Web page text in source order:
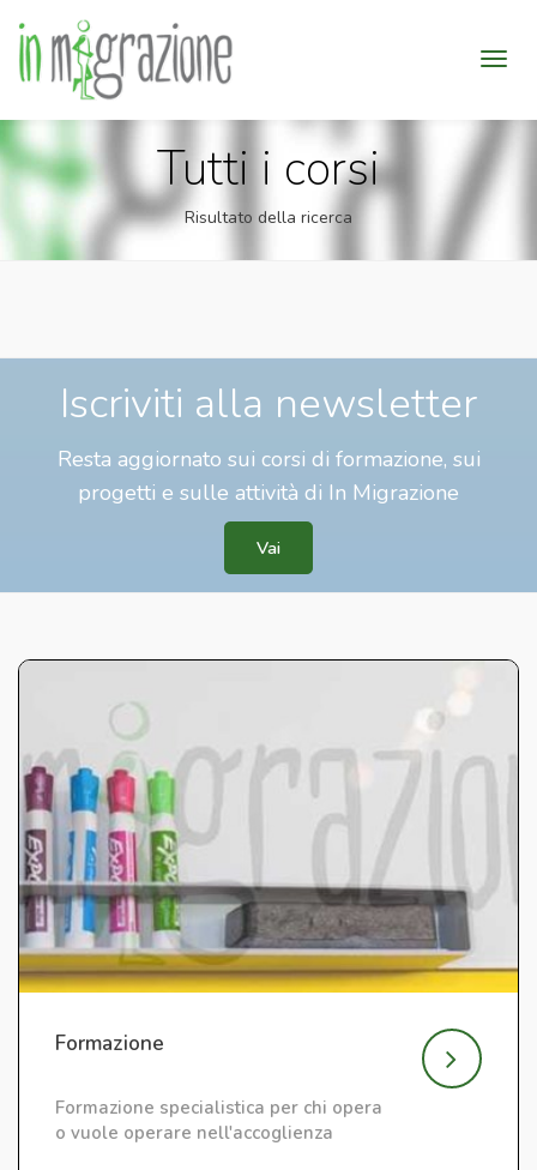
Tutti i corsi
Risultato della ricerca
Iscriviti alla newsletter
Resta aggiornato sui corsi di formazione, sui
progetti e sulle attività di In Migrazione
Vai
Formazione
Formazione specialistica per chi opera
o vuole operare nell'accoglienza